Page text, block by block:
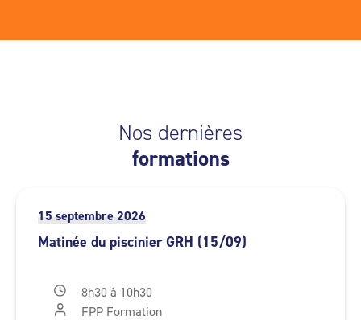
Nos dernières
formations
Matinée du piscinier GRH (15/09)
15 septembre 2026
8h30 à 10h30
FPP Formation